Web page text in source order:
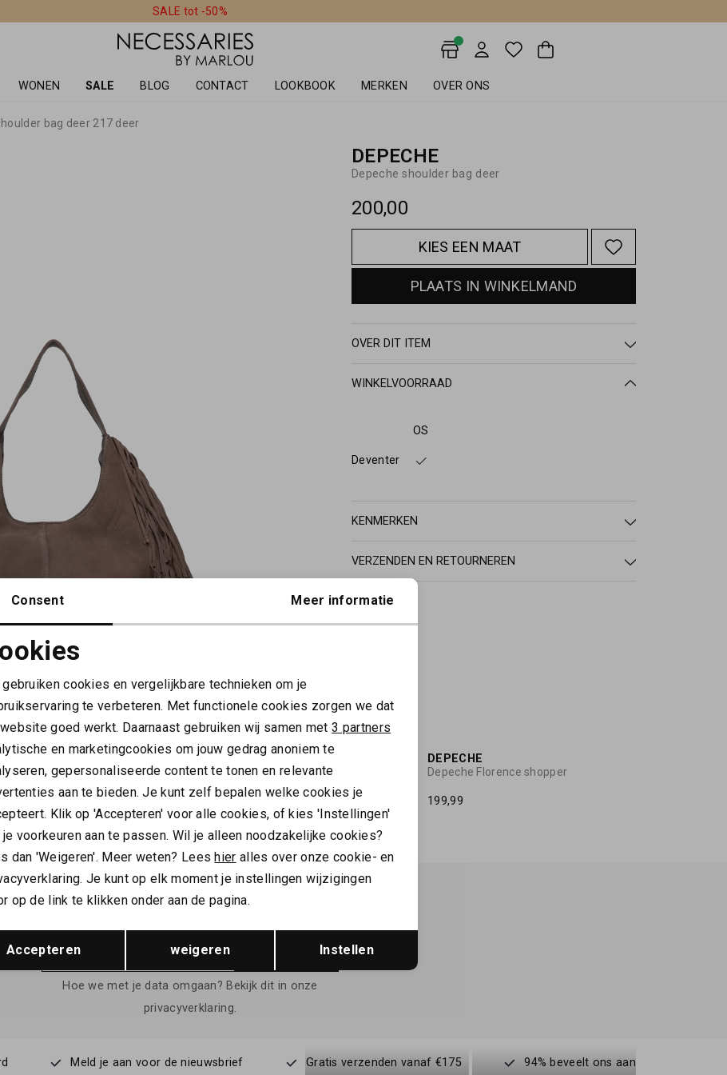
SALE tot -50%
WONEN SALE BLOG CONTACT LOOKBOOK MERKEN OVER ONS
bag deer 217 deer
DEPECHE
Depeche shoulder bag deer
200,00
KIES EEN MAAT
PLAATS IN WINKELMAND
OVER DIT ITEM
WINKELVOORRAAD
OS
Deventer
KENMERKEN
VERZENDEN EN RETOURNEREN
Florence clutch
DEPECHE
Depeche Rotterdam clutch
155,00
DEPECHE
Depeche Florence shopper
199,99
ALTIJD ALS EERSTE OP DE HOOGTE ZIJN?
AANMELDEN
Hoe we met je data omgaan? Bekijk dit in onze
privacyverklaring.
Meld je aan voor de nieuwsbrief Gratis verzenden vanaf €175 94% beveelt ons aan
Noodzakelijke cookies
Analytische cookies Marketing cookies
Terug Opslaan
Consent Meer informatie
gebruiken cookies en vergelijkbare technieken om je
te verbeteren. Met functionele cookies zorgen we dat
goed werkt. Daarnaast gebruiken wij samen met3 partners
en marketingcookies om jouw gedrag anoniem te
gepersonaliseerde content te tonen en relevante
aan te bieden. Je kunt zelf bepalen welke cookies je
Klik op 'Accepteren' voor alle cookies, of kies 'Instellingen'
je voorkeuren aan te passen. Wil je alleen noodzakelijke cookies?
dan 'Weigeren'. Meer weten? Leeshier alles over onze cookie- en
Je kunt op elk moment je instellingen wijzigingen
op de link te klikken onder aan de pagina.
Accepteren weigeren Instellen